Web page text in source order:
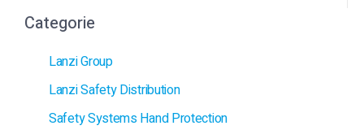
Categorie
Lanzi Group
Lanzi Safety Distribution
Safety Systems Hand Protection